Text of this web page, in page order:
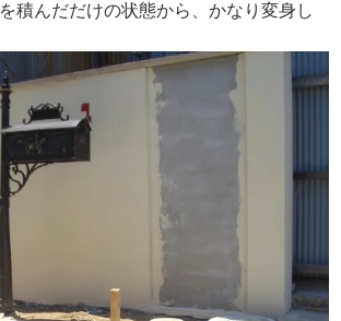
を積んだだけの状態から、かなり変身し